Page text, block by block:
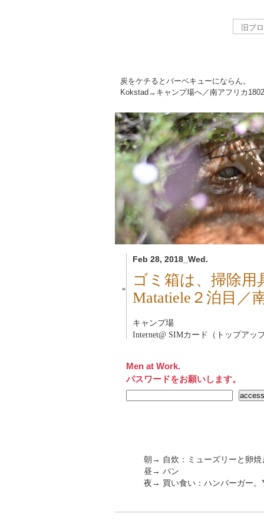
炭をケチるとバーベキューにならん。
Kokstad→キャンプ場へ／南アフリカ
Feb 28, 2018_Wed.
■
ゴミ箱は、掃除用
Matatiele２泊目／
キャンプ場
Internet@ SIMカード（トップアッ
Men at Work.
パスワードをお願いします。
朝→ 自炊：ミューズリーと卵焼
昼→ パン
夜→ 買い食い：ハンバーガー。